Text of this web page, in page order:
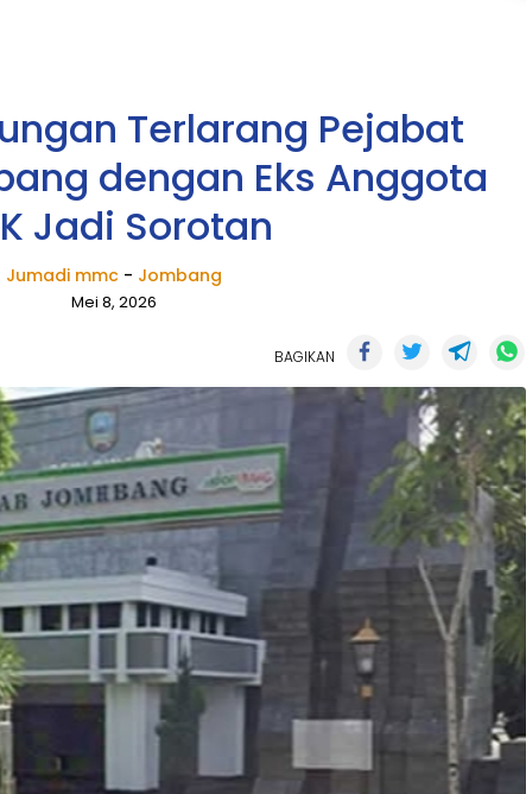
Terlarang Pejabat
dengan Eks Anggota
Jadi Sorotan
Jumadi mmc - Jombang
Mei 8, 2026
BAGIKAN